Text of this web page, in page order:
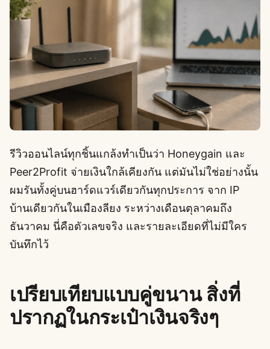
รีวิวออนไลน์ทุกชิ้นแกล้งทำเป็นว่า Honeygain และ
Peer2Profit จ่ายเงินใกล้เคียงกัน แต่มันไม่ใช่อย่างนั้น
ผมรันทั้งคู่บนฮาร์ดแวร์เดียวกันทุกประการ จาก IP
บ้านเดียวกันในเมืองลียง ระหว่างเดือนตุลาคมถึง
ธันวาคม นี่คือตัวเลขจริง และรายละเอียดที่ไม่มีใคร
บันทึกไว้
เปรียบเทียบแบบคู่ขนาน สิ่งที่
ปรากฏในกระเป๋าเงินจริงๆ